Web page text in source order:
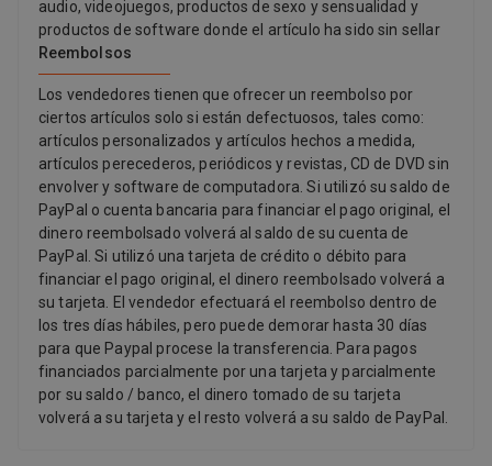
audio, videojuegos, productos de sexo y sensualidad y
productos de software donde el artículo ha sido sin sellar
Reembolsos
Los vendedores tienen que ofrecer un reembolso por
ciertos artículos solo si están defectuosos, tales como:
artículos personalizados y artículos hechos a medida,
artículos perecederos, periódicos y revistas, CD de DVD sin
envolver y software de computadora. Si utilizó su saldo de
PayPal o cuenta bancaria para financiar el pago original, el
dinero reembolsado volverá al saldo de su cuenta de
PayPal. Si utilizó una tarjeta de crédito o débito para
financiar el pago original, el dinero reembolsado volverá a
su tarjeta. El vendedor efectuará el reembolso dentro de
los tres días hábiles, pero puede demorar hasta 30 días
para que Paypal procese la transferencia. Para pagos
financiados parcialmente por una tarjeta y parcialmente
por su saldo / banco, el dinero tomado de su tarjeta
volverá a su tarjeta y el resto volverá a su saldo de PayPal.